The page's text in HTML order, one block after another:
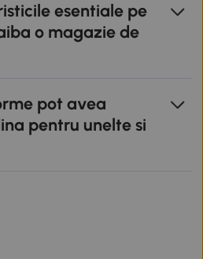
esentiale pe
o magazie de
pot avea
pentru unelte si